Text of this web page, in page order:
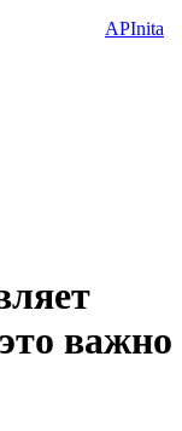
APInita
важно